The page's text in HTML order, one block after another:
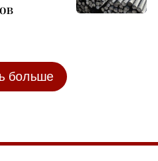
больше